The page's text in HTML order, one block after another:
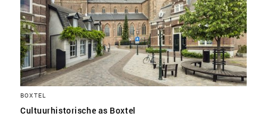
BOXTEL
Cultuurhistorische as Boxtel